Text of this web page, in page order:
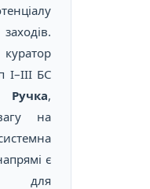
БС
,
на
є
для